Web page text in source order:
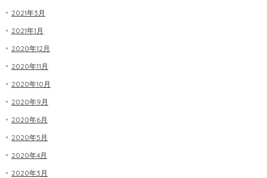
2021年3月
2021年1月
2020年12月
2020年11月
2020年10月
2020年9月
2020年6月
2020年5月
2020年4月
2020年3月